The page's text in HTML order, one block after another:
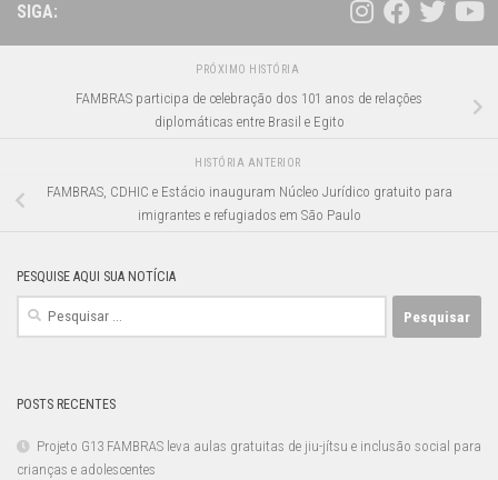
SIGA:
PRÓXIMO HISTÓRIA
FAMBRAS participa de celebração dos 101 anos de relações
diplomáticas entre Brasil e Egito
HISTÓRIA ANTERIOR
FAMBRAS, CDHIC e Estácio inauguram Núcleo Jurídico gratuito para
imigrantes e refugiados em São Paulo
PESQUISE AQUI SUA NOTÍCIA
Pesquisar
POSTS RECENTES
Projeto G13 FAMBRAS leva aulas gratuitas de jiu-jítsu e inclusão social para
crianças e adolescentes